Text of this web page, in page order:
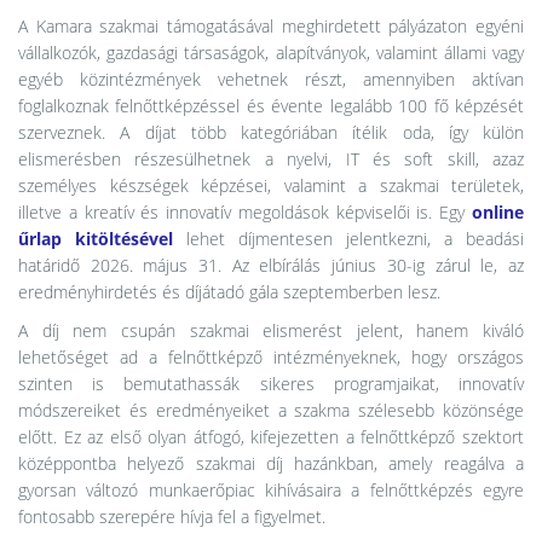
A Kamara szakmai támogatásával meghirdetett pályázaton egyéni
vállalkozók, gazdasági társaságok, alapítványok, valamint állami vagy
egyéb közintézmények vehetnek részt, amennyiben aktívan
foglalkoznak felnőttképzéssel és évente legalább 100 fő képzését
szerveznek. A díjat több kategóriában ítélik oda, így külön
elismerésben részesülhetnek a nyelvi, IT és soft skill, azaz
személyes készségek képzései, valamint a szakmai területek,
illetve a kreatív és innovatív megoldások képviselői is. Egy online
űrlap kitöltésével lehet díjmentesen jelentkezni, a beadási
határidő 2026. május 31. Az elbírálás június 30-ig zárul le, az
eredményhirdetés és díjátadó gála szeptemberben lesz.
A díj nem csupán szakmai elismerést jelent, hanem kiváló
lehetőséget ad a felnőttképző intézményeknek, hogy országos
szinten is bemutathassák sikeres programjaikat, innovatív
módszereiket és eredményeiket a szakma szélesebb közönsége
előtt. Ez az első olyan átfogó, kifejezetten a felnőttképző szektort
középpontba helyező szakmai díj hazánkban, amely reagálva a
gyorsan változó munkaerőpiac kihívásaira a felnőttképzés egyre
fontosabb szerepére hívja fel a figyelmet.